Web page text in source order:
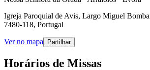
Igreja Paroquial de Avis, Largo Miguel
7480-118, Portugal
Ver no mapa Partilhar
Horários de Missas